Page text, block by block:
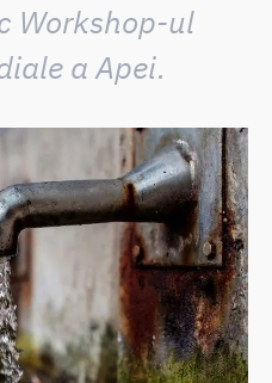
Workshop-ul
a Apei.